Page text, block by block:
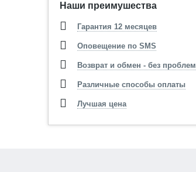
Наши преимушества
Гарантия 12 месяцев
Оповещение по SMS
Возврат и обмен - без проблем
Различные способы оплаты
Лучшая цена